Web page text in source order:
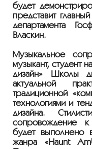
будет
представит
департамента
Власкин.
Музыкальное
музыкант, студент
дизайн» Школы
актуальной
традиционной
технологиями и
дизайна.
сопровождение
будет выполнено
жанра «Haunt